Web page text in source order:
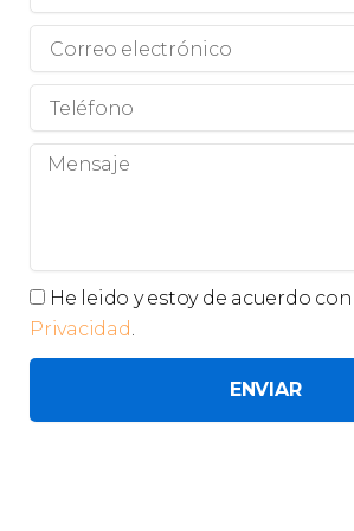
y
Apellidos
Correo
electrónico
Teléfono
Mensaje
Privacidad
He leido y estoy de acuerdo con
Privacidad.
ENVIAR